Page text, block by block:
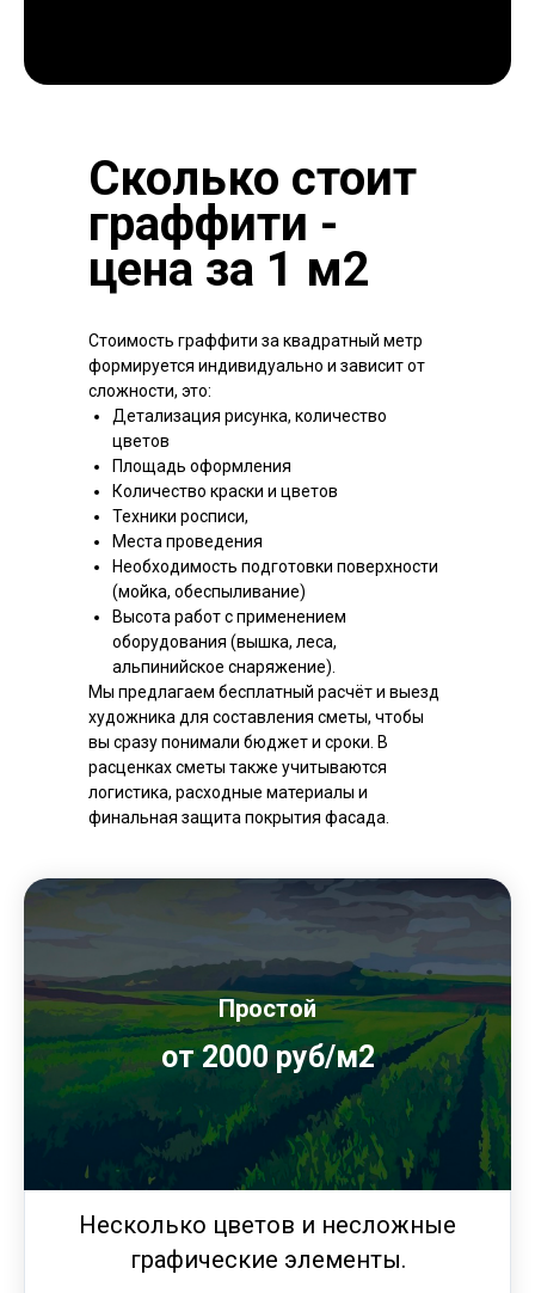
Сколько стоит
граффити -
цена за 1 м2
Стоимость граффити за квадратный метр
формируется индивидуально и зависит от
сложности, это:
Детализация рисунка, количество
цветов
Площадь оформления
Количество краски и цветов
Техники росписи,
Места проведения
Необходимость подготовки поверхности
(мойка, обеспыливание)
Высота работ с применением
оборудования (вышка, леса,
альпинийское снаряжение).
Мы предлагаем бесплатный расчёт и выезд
художника для составления сметы, чтобы
вы сразу понимали бюджет и сроки. В
расценках сметы также учитываются
логистика, расходные материалы и
финальная защита покрытия фасада.
Простой
от 2000 руб/м2
Несколько цветов и несложные
графические элементы.